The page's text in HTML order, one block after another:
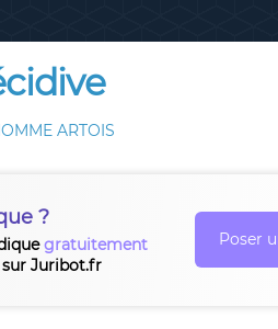
ARTOIS
?
gratuitement
Juribot.fr
Poser